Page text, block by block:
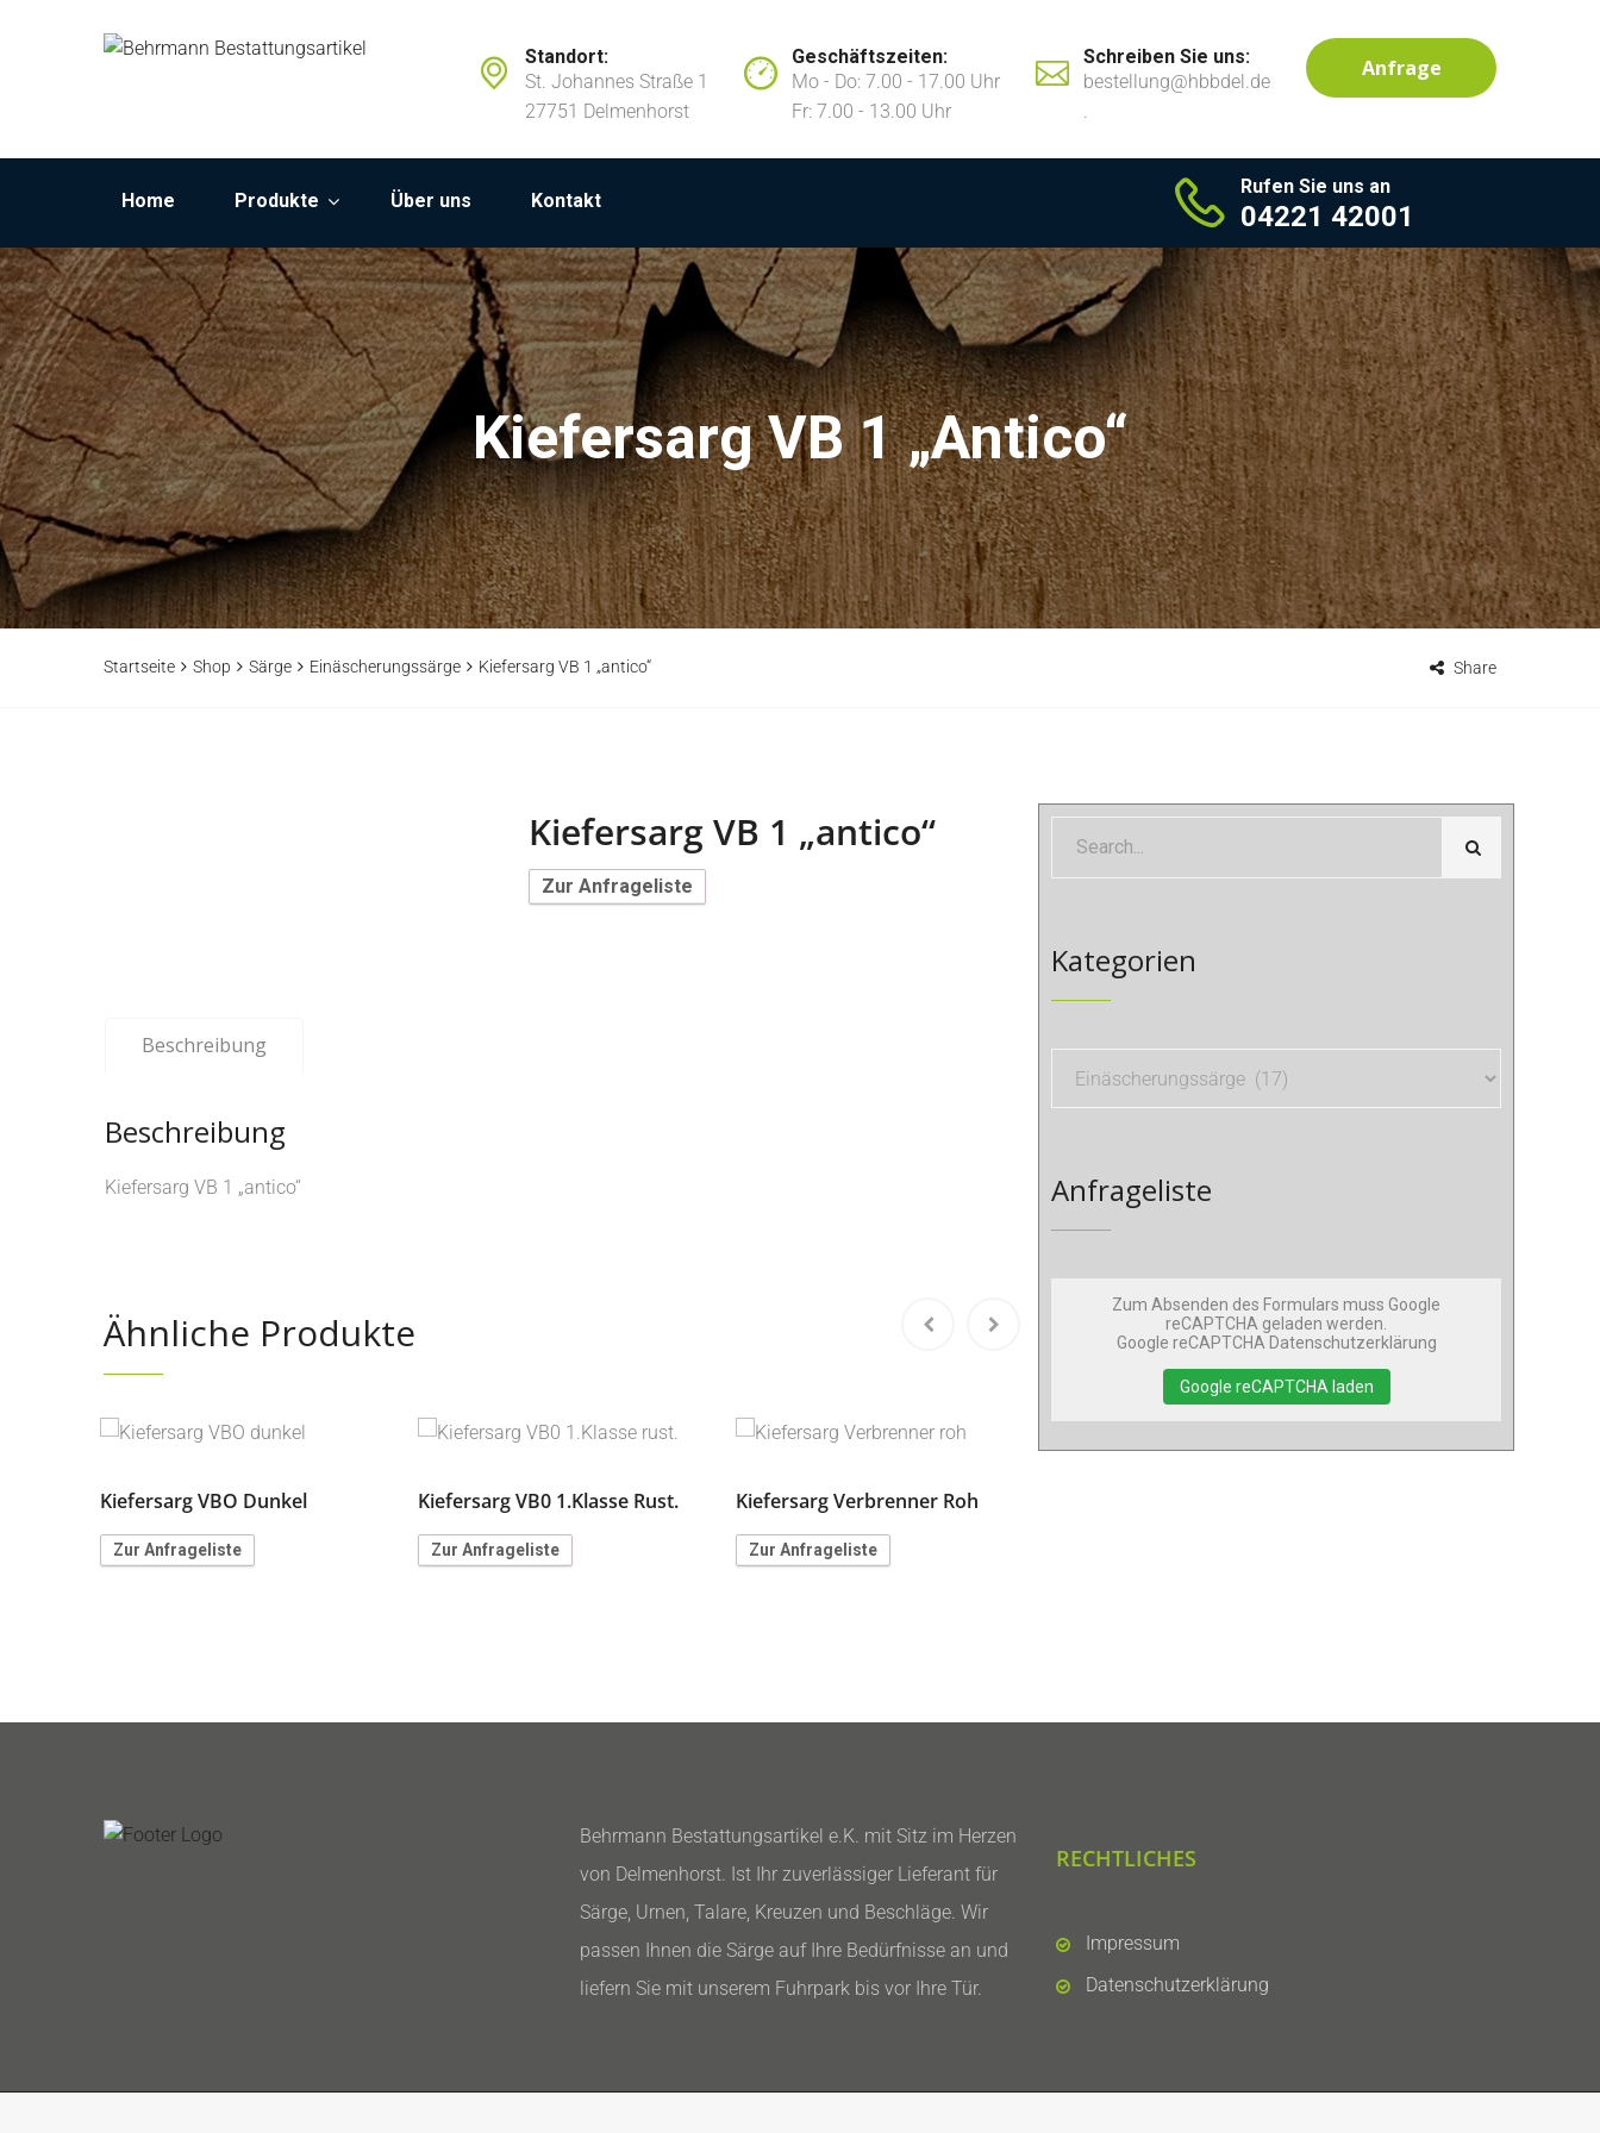
Standort:
St. Johannes Straße 1
27751 Delmenhorst
Geschäftszeiten:
Mo - Do: 7.00 - 17.00 Uhr
Fr: 7.00 - 13.00 Uhr
Schreiben Sie uns:
bestellung@hbbdel.de
.
Anfrage
Home Produkte Über uns Kontakt
Rufen Sie uns an
04221 42001
Kiefersarg VB 1 „antico“
Startseite Shop Särge Einäscherungssärge Kiefersarg VB 1 „antico“ Share
Kiefersarg VB 1 „antico“
Zur Anfrageliste
Beschreibung
Beschreibung
Kiefersarg VB 1 „antico“
Ähnliche Produkte
Kiefersarg VBO Dunkel
Zur Anfrageliste
Kiefersarg VB0 1.Klasse Rust.
Zur Anfrageliste
Kiefersarg Verbrenner Roh
Zur Anfrageliste
Kategorien
Anfrageliste
Zum Absenden des Formulars muss Google
reCAPTCHA geladen werden.
Google reCAPTCHA Datenschutzerklärung
Google reCAPTCHA laden
Behrmann Bestattungsartikel e.K. mit Sitz im Herzen
von Delmenhorst. Ist Ihr zuverlässiger Lieferant für
Särge, Urnen, Talare, Kreuzen und Beschläge. Wir
passen Ihnen die Särge auf Ihre Bedürfnisse an und
liefern Sie mit unserem Fuhrpark bis vor Ihre Tür.
RECHTLICHES
Impressum
Datenschutzerklärung